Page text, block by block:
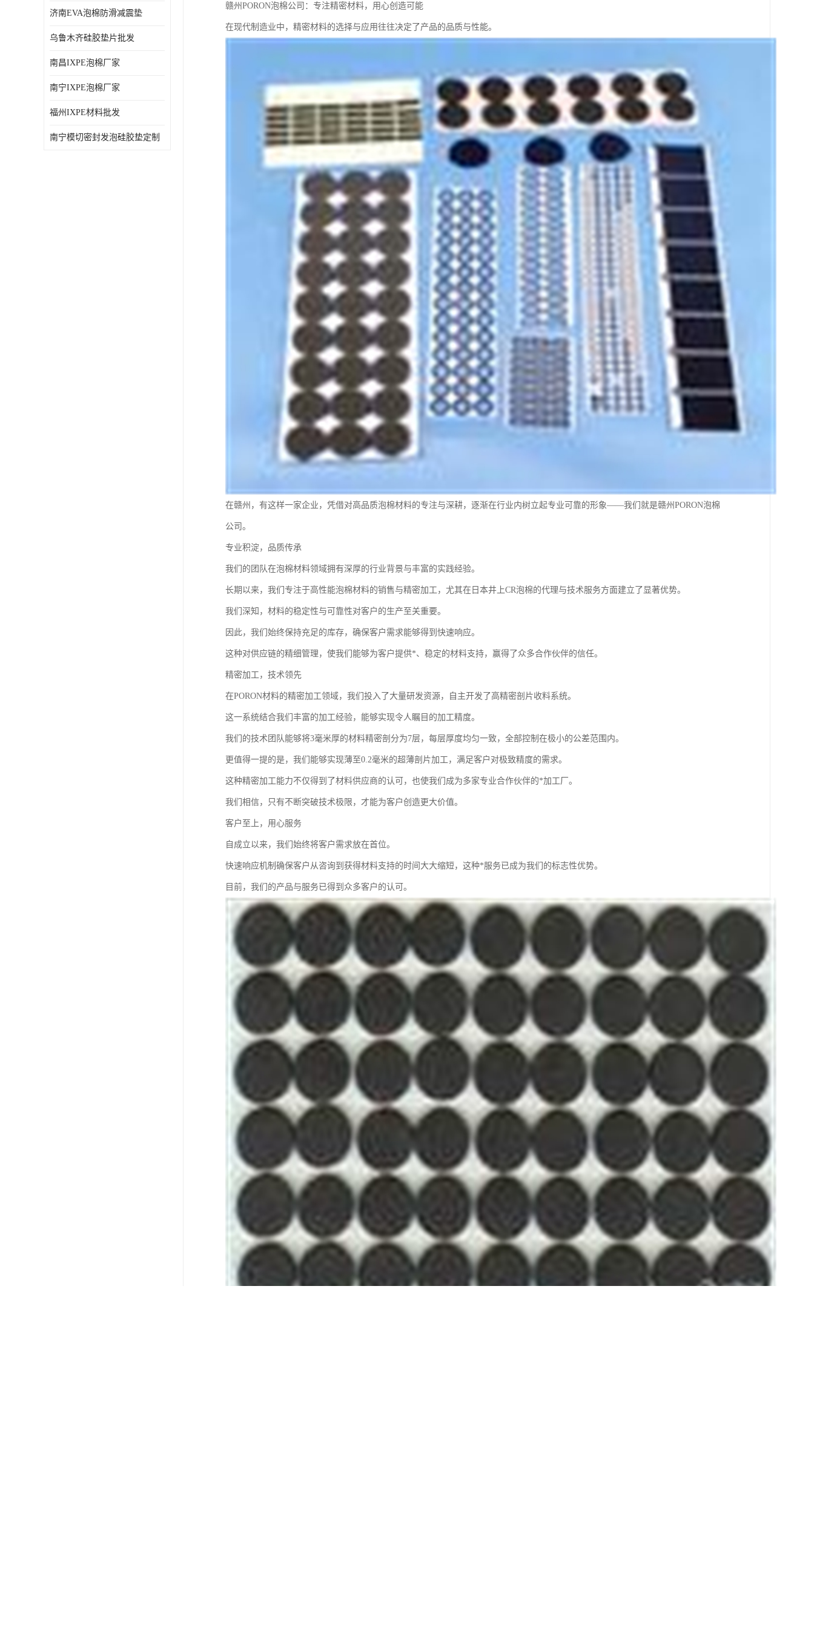
济南EVA泡棉防滑减震垫
乌鲁木齐硅胶垫片批发
南昌IXPE泡棉厂家
南宁IXPE泡棉厂家
福州IXPE材料批发
南宁模切密封发泡硅胶垫定制
赣州PORON泡棉公司：专注精密材料，用心创造可能
在现代制造业中，精密材料的选择与应用往往决定了产品的品质与性能。
在赣州，有这样一家企业，凭借对高品质泡棉材料的专注与深耕，逐渐在行业内树立起专业可靠的形象——我们就是赣州PORON泡棉
公司。
专业积淀，品质传承
我们的团队在泡棉材料领域拥有深厚的行业背景与丰富的实践经验。
长期以来，我们专注于高性能泡棉材料的销售与精密加工，尤其在日本井上CR泡棉的代理与技术服务方面建立了显著优势。
我们深知，材料的稳定性与可靠性对客户的生产至关重要。
因此，我们始终保持充足的库存，确保客户需求能够得到快速响应。
这种对供应链的精细管理，使我们能够为客户提供*、稳定的材料支持，赢得了众多合作伙伴的信任。
精密加工，技术领先
在PORON材料的精密加工领域，我们投入了大量研发资源，自主开发了高精密剖片收料系统。
这一系统结合我们丰富的加工经验，能够实现令人瞩目的加工精度。
我们的技术团队能够将3毫米厚的材料精密剖分为7层，每层厚度均匀一致，全部控制在极小的公差范围内。
更值得一提的是，我们能够实现薄至0.2毫米的超薄剖片加工，满足客户对极致精度的需求。
这种精密加工能力不仅得到了材料供应商的认可，也使我们成为多家专业合作伙伴的*加工厂。
我们相信，只有不断突破技术极限，才能为客户创造更大价值。
客户至上，用心服务
自成立以来，我们始终将客户需求放在首位。
快速响应机制确保客户从咨询到获得材料支持的时间大大缩短，这种*服务已成为我们的标志性优势。
目前，我们的产品与服务已得到众多客户的认可。